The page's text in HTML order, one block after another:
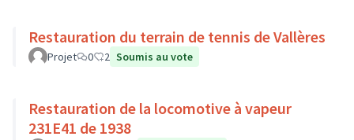
Restauration du terrain de tennis de Vallères
Projet 0 2 Soumis au vote
Restauration de la locomotive à vapeur
231E41 de 1938